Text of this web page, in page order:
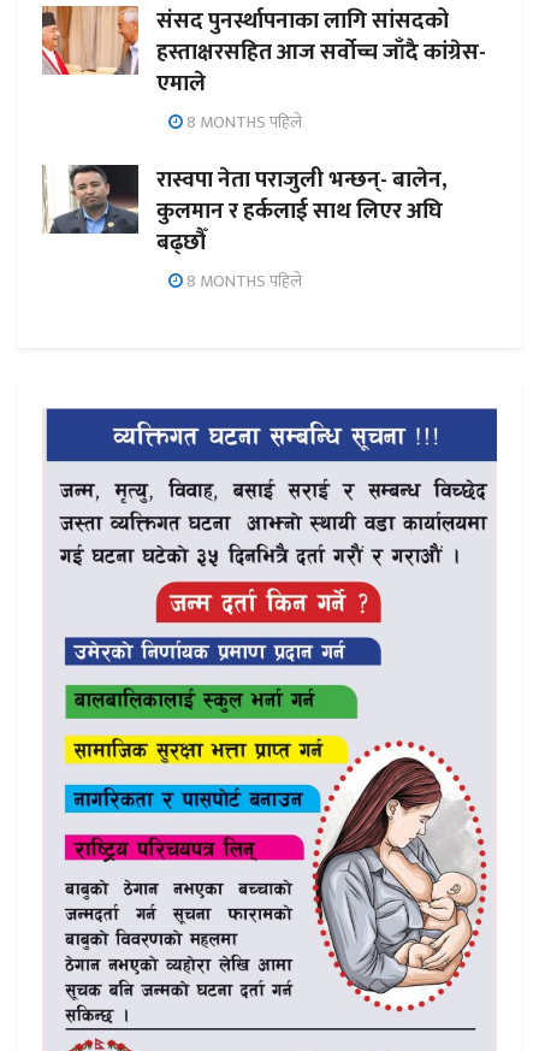
संसद पुनर्स्थापनाका लागि सांसदको
हस्ताक्षरसहित आज सर्वोच्च जाँदै कांग्रेस-
एमाले
8 MONTHS पहिले
रास्वपा नेता पराजुली भन्छन्- बालेन,
कुलमान र हर्कलाई साथ लिएर अघि
बढ्छौँ
8 MONTHS पहिले